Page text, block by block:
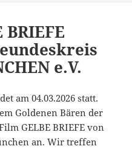
BRIEFE
e.V.
am 04.03.2026 statt.
Goldenen Bären der
GELBE BRIEFE von
an. Wir treffen